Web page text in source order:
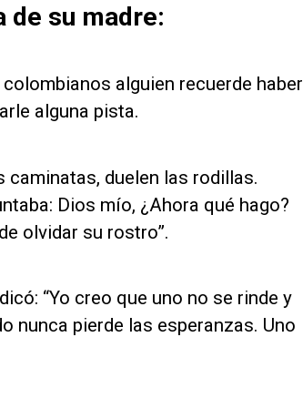
de su madre:
alguien recuerde haber
alguna pista.
caminatas, duelen las rodillas.
Dios mío, ¿Ahora qué hago?
olvidar su rostro”.
“Yo creo que uno no se rinde y
nunca pierde las esperanzas. Uno